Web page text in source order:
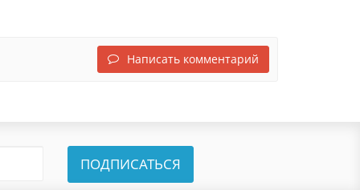
Написать комментарий
ПОДПИСАТЬСЯ